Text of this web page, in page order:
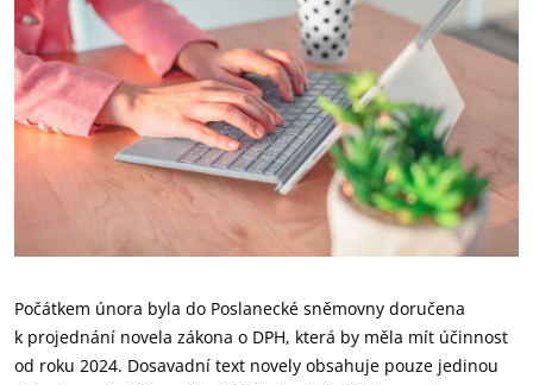
Počátkem února byla do Poslanecké sněmovny doručena
k projednání novela zákona o DPH, která by měla mít účinnost
od roku 2024. Dosavadní text novely obsahuje pouze jedinou